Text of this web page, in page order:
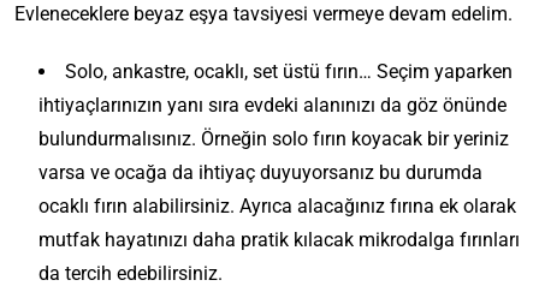
Evleneceklere beyaz eşya tavsiyesi vermeye devam edelim.
Solo, ankastre, ocaklı, set üstü fırın… Seçim yaparken
ihtiyaçlarınızın yanı sıra evdeki alanınızı da göz önünde
bulundurmalısınız. Örneğin solo fırın koyacak bir yeriniz
varsa ve ocağa da ihtiyaç duyuyorsanız bu durumda
ocaklı fırın alabilirsiniz. Ayrıca alacağınız fırına ek olarak
mutfak hayatınızı daha pratik kılacak mikrodalga fırınları
da tercih edebilirsiniz.